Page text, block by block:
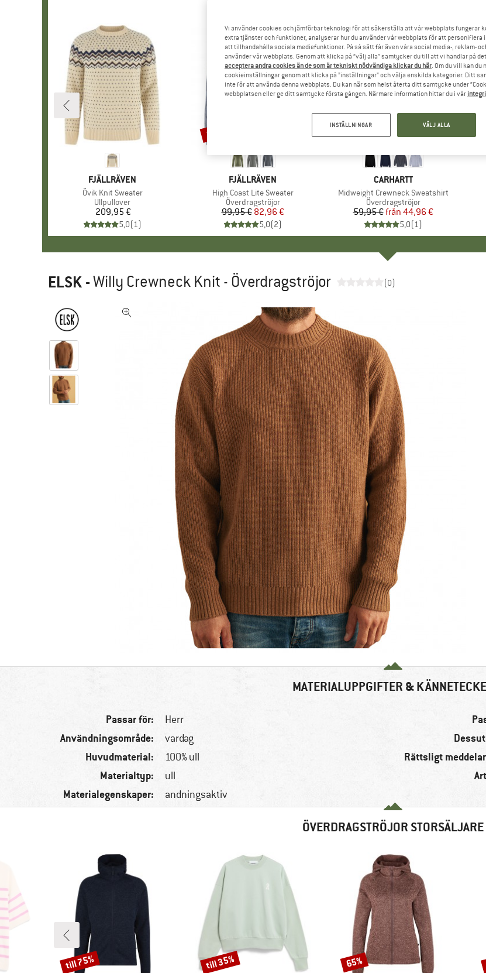
VARUMÄRKE
FJÄLLRÄVEN
Produkter
Övik Knit Sweater
Produktgrupp
Ullpullover
Pris
209,95 €
5,0(1)
VARUMÄRKE
FJÄLLRÄVEN
Produkter
High Coast Lite Sweater
Produktgrupp
Överdragströjor
Pris
99,95 € Reducerat pris
82,96 €
5,0(2)
Rabatt
17%
VARUMÄRKE
CARHARTT
Produkter
Midweight Crewneck Sweatshirt
Produktgrupp
Överdragströjor
Pris
59,95 € Reducerat pris
från 44,96 €
5,0(1)
till 25%
ELSK -Willy Crewneck Knit - Överdragströjor (0)
MATERIALUPPGIFTER &
Passar för: Herr
Användningsområde: vardag
Huvudmaterial: 100% ull
Materialtyp: ull
Materialegenskaper: andningsaktiv
Rättsligt
ÖVERDRAGSTRÖJOR STORSÄLJARE
Rabatt
till 75% Rabatt
till 35% Rabatt
65%
Vi använder cookies och jämförbar teknologi för att säkerställa att vår webbplats fungerar
extra tjänster och funktioner, analyserar hur du använder vår webbplats för att personifiera
att tillhandahålla sociala mediefunktioner. På så sätt får även våra social media-, reklam-
använder vår webbplats. Genom att klicka på ”välj alla” samtycker du till att vi handlar på
acceptera andra cookies än de som är tekniskt nödvändiga klickar du här. Om du vill kan du
cookieinställningar genom att klicka på ”inställningar” och välja enskilda kategorier. Ditt
inte för att använda denna webbplats. Du kan när som helst återta ditt samtycke under
webbplatsen eller ge ditt samtycke första gången. Närmare information hittar du i vår
INSTÄLLNINGAR VÄLJ ALLA